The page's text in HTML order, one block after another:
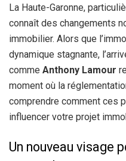
La Haute-Garonne,
connaît des changements
immobilier. Alors que
dynamique stagnante,
comme Anthony Lamour
moment où la
comprendre comment ces
influencer votre projet
Un nouveau visage